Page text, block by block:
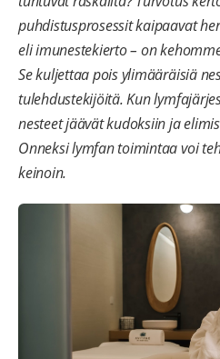
puhdistusprosessit kaipaavat
eli imunestekierto – on
Se kuljettaa pois ylimääräisiä
tulehdustekijöitä. Kun
nesteet jäävät kudoksiin ja
Onneksi lymfan toimintaa voi
keinoin.